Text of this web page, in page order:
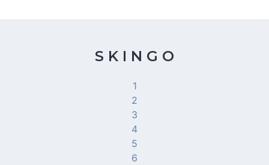
S K I N G O
1
2
3
4
5
6